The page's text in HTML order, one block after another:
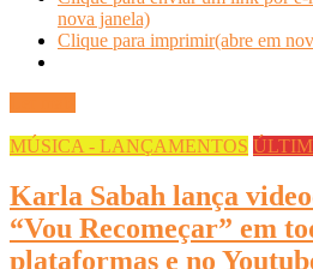
nova janela)
Clique para imprimir(abre em
MÚSICA - LANÇAMENTOS
Karla Sabah lança
“Vou Recomeçar” em
plataformas e no